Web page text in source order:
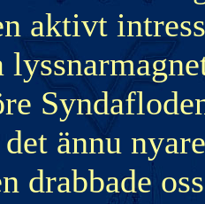
aktivt
ännu
drabbade